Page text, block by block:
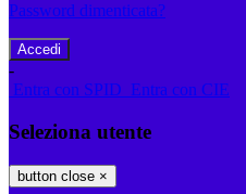
Password dimenticata?
-
Entra con SPID Entra con CIE
Seleziona utente
button close ×